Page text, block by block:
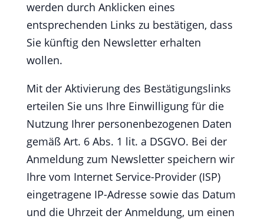
werden durch Anklicken eines
entsprechenden Links zu bestätigen, dass
Sie künftig den Newsletter erhalten
wollen.
Mit der Aktivierung des Bestätigungslinks
erteilen Sie uns Ihre Einwilligung für die
Nutzung Ihrer personenbezogenen Daten
gemäß Art. 6 Abs. 1 lit. a DSGVO. Bei der
Anmeldung zum Newsletter speichern wir
Ihre vom Internet Service-Provider (ISP)
eingetragene IP-Adresse sowie das Datum
und die Uhrzeit der Anmeldung, um einen